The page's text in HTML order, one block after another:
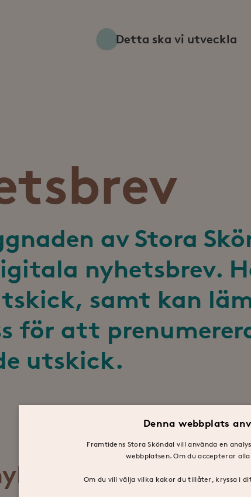
Detta ska vi utveckla
av Stora
nyhetsbrev.
samt kan
för att
utskick.
Denna webbplats
Framtidens Stora Sköndal vill använda en
webbplatsen. Om du accepterar
Om du vill välja vilka kakor du tillåter, kryssa i